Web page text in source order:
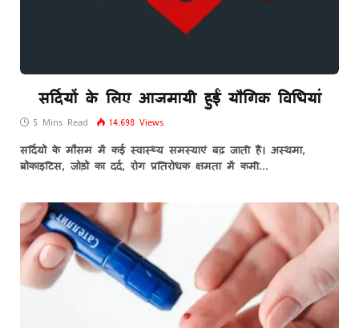
सर्दियों के लिए आजमायी हुईं यौगिक विधियां
5 Mins Read 14,698 Views
सर्दियों के मौसम में कई स्वास्थ्य समस्याएं बढ़ जाती हैं। अस्थमा,
ब्रोंकाइटिस, जोड़ों का दर्द, रोग प्रतिरोधक क्षमता में कमी…